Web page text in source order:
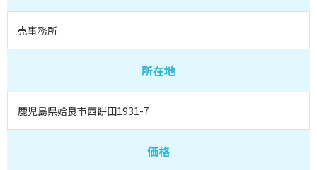
売事務所
所在地
鹿児島県姶良市西餅田1931-7
価格